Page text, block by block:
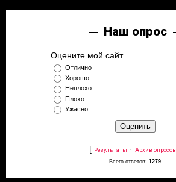
Наш опрос
Оцените мой сайт
Отлично
Хорошо
Неплохо
Плохо
Ужасно
[ Результаты · Архив опросов
Всего ответов: 1279